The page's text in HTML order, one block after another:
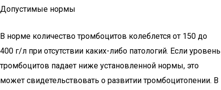
Допустимые нормы
В норме количество тромбоцитов колеблется от 150 до
400 г/л при отсутствии каких-либо патологий. Если уровень
тромбоцитов падает ниже установленной нормы, это
может свидетельствовать о развитии тромбоцитопении. В